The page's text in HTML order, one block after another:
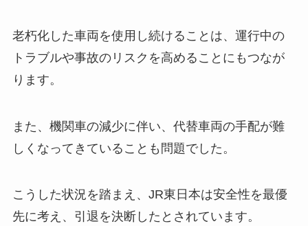
老朽化した車両を使用し続けることは、運行中の
トラブルや事故のリスクを高めることにもつなが
ります。
また、機関車の減少に伴い、代替車両の手配が難
しくなってきていることも問題でした。
こうした状況を踏まえ、JR東日本は安全性を最優
先に考え、引退を決断したとされています。